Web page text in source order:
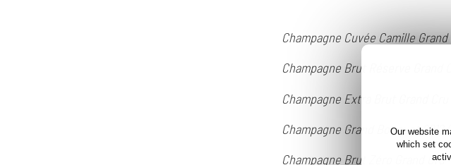
Our website
which set
Champagne Cuvée Camille Grand
Champagne Brut Réserve Grand
Champagne Extra Brut Grand Cru
Champagne Grand Bouquet 2012
Champagne Brut Zéro Grand Cru